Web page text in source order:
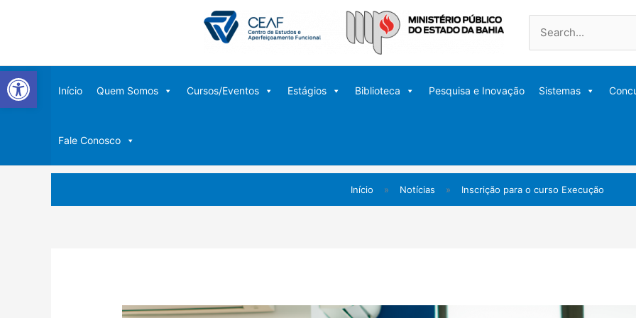
Pesquisar
por:
Início Quem Somos Cursos/Eventos Estágios Biblioteca Pesquisa e Inovação Sistemas
Fale Conosco
Início » Notícias » Inscrição para o curso Execução
Abrir a barra de ferramentas